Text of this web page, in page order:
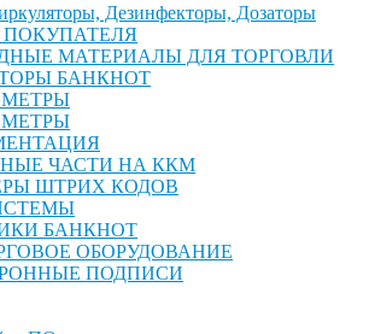
Дезинфекторы, Дозаторы
ПОКУПАТЕЛЯ
МАТЕРИАЛЫ ДЛЯ ТОРГОВЛИ
БАНКНОТ
ЧАСТИ НА ККМ
ШТРИХ КОДОВ
БАНКНОТ
ОБОРУДОВАНИЕ
ПОДПИСИ